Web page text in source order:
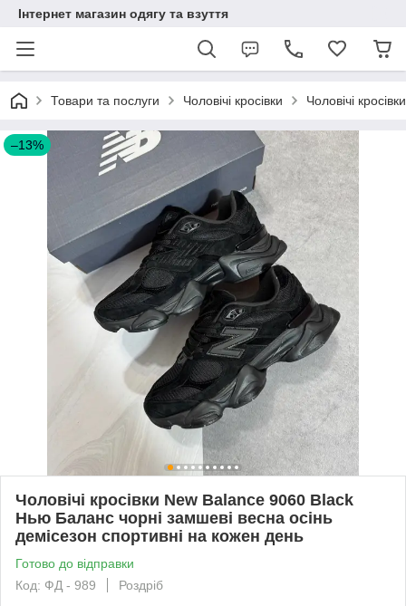
Інтернет магазин одягу та взуття
Товари та послуги Чоловічі кросівки Чоловічі
–13%
Чоловічі кросівки New Balance 9060 Black
Нью Баланс чорні замшеві весна осінь
демісезон спортивні на кожен день
Готово до відправки
Код: ФД - 989
Роздріб